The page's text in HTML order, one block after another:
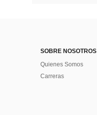
SOBRE NOSOTROS
Quienes Somos
Carreras